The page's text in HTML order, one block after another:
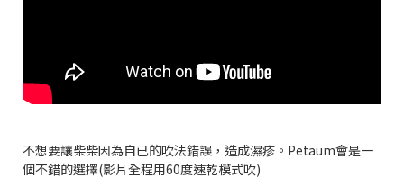
不想要讓柴柴因為自已的吹法錯誤，造成濕疹。Petaum會是一
個不錯的選擇(影片全程用60度速乾模式吹)